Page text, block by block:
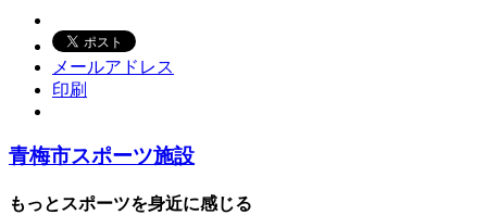
メールアドレス
印刷
青梅市スポーツ施設
もっとスポーツを身近に感じる